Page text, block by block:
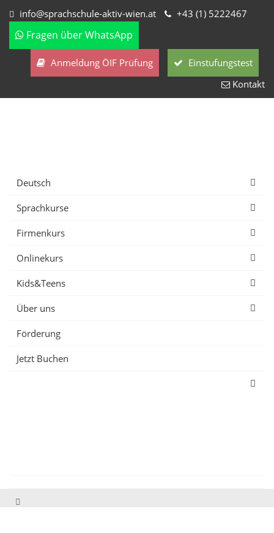
info@sprachschule-aktiv-wien.at +43 (1) 5222467
Fragen über WhatsApp
Anmeldung ÖIF Prüfung
Einstufungstest
Kontakt
Deutsch
Sprachkurse
Firmenkurs
Onlinekurs
Kids&Teens
Über uns
Förderung
Jetzt Buchen